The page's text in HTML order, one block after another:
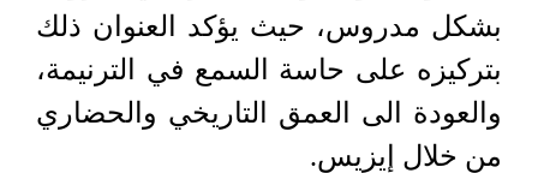
بشكل مدروس، حيث يؤكد العنوان ذلك
بتركيزه على حاسة السمع في الترنيمة،
والعودة الى العمق التاريخي والحضاري
من خلال إيزيس.